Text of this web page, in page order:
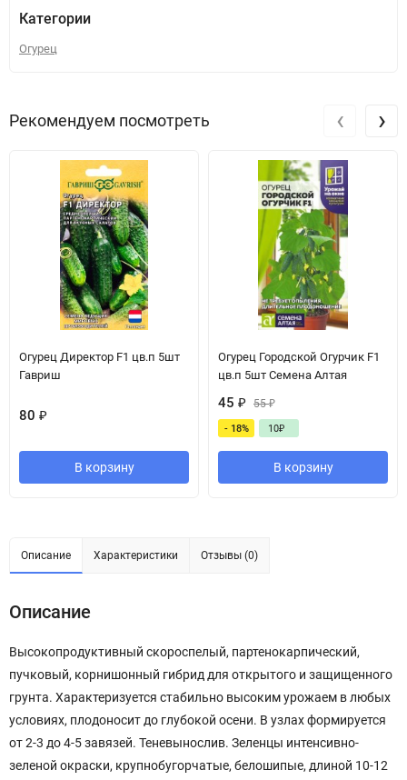
Категории
Огурец
Рекомендуем посмотреть
Огурец Директор F1 цв.п 5шт
Гавриш
80 ₽
В корзину
Огурец Городской Огурчик F1
цв.п 5шт Семена Алтая
45 ₽ 55₽
- 18% 10₽
В корзину
‹ ›
Описание Характеристики Отзывы (0)
Описание
Высокопродуктивный скороспелый, партенокарпический,
пучковый, корнишонный гибрид для открытого и защищенного
грунта. Характеризуется стабильно высоким урожаем в любых
условиях, плодоносит до глубокой осени. В узлах формируется
от 2-3 до 4-5 завязей. Теневынослив. Зеленцы интенсивно-
зеленой окраски, крупнобугорчатые, белошипые, длиной 10-12